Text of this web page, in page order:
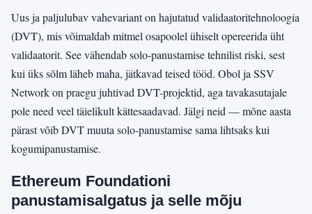
Uus ja paljulubav vahevariant on hajutatud validaatoritehnoloogia
(DVT), mis võimaldab mitmel osapoolel ühiselt opereerida üht
validaatorit. See vähendab solo-panustamise tehnilist riski, sest
kui üks sõlm läheb maha, jätkavad teised tööd. Obol ja SSV
Network on praegu juhtivad DVT-projektid, aga tavakasutajale
pole need veel täielikult kättesaadavad. Jälgi neid — mõne aasta
pärast võib DVT muuta solo-panustamise sama lihtsaks kui
kogumipanustamise.
Ethereum Foundationi
panustamisalgatus ja selle mõju